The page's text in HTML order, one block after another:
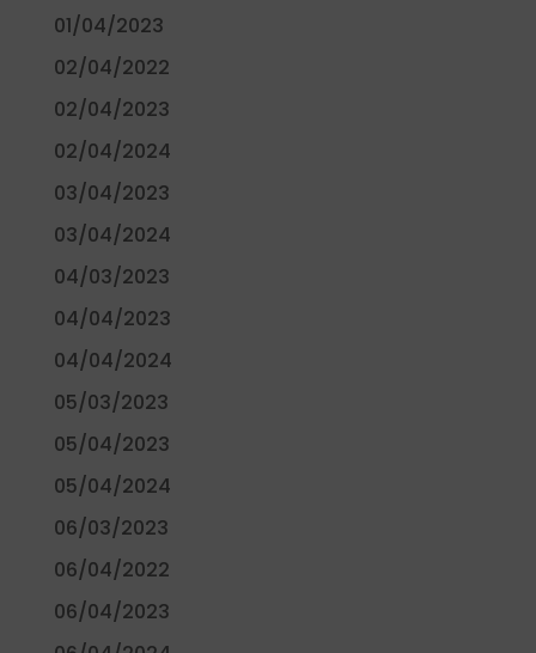
01/04/2023
02/04/2022
02/04/2023
02/04/2024
03/04/2023
03/04/2024
04/03/2023
04/04/2023
04/04/2024
05/03/2023
05/04/2023
05/04/2024
06/03/2023
06/04/2022
06/04/2023